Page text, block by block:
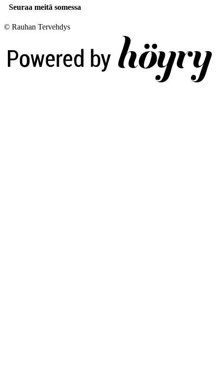
Seuraa meitä somessa
© Rauhan Tervehdys